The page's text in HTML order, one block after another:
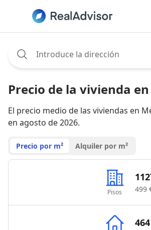
Precio de la vivienda
El precio medio de las viviendas en
en agosto de 2026.
Precio por m² Alquiler por m²
Pisos 499